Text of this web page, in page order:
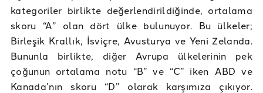
kategoriler birlikte değerlendirildiğinde, ortalama
skoru “A” olan dört ülke bulunuyor. Bu ülkeler;
Birleşik Krallık, İsviçre, Avusturya ve Yeni Zelanda.
Bununla birlikte, diğer Avrupa ülkelerinin pek
çoğunun ortalama notu “B” ve “C” iken ABD ve
Kanada’nın skoru “D” olarak karşımıza çıkıyor.